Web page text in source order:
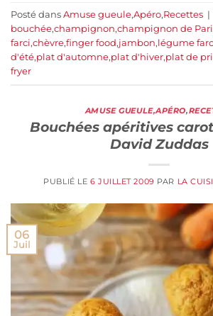
Posté dans Amuse gueule,Apéro,Recettes |
bouchée,champignon,champignon de
farci,chèvre,finger food,jambon,légume
d'été,plat d'automne,plat d'hiver,plat de
fryer
AMUSE GUEULE,APÉRO,
Bouchées apéritives
David Zuddas
PUBLIÉ LE 6 JUILLET 2009 PAR LA
06
Juil